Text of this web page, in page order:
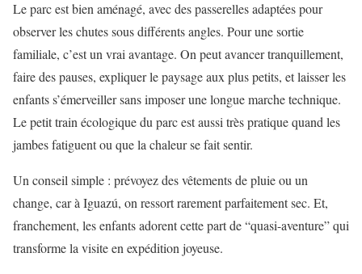
Le parc est bien aménagé, avec des passerelles adaptées pour
observer les chutes sous différents angles. Pour une sortie
familiale, c’est un vrai avantage. On peut avancer tranquillement,
faire des pauses, expliquer le paysage aux plus petits, et laisser les
enfants s’émerveiller sans imposer une longue marche technique.
Le petit train écologique du parc est aussi très pratique quand les
jambes fatiguent ou que la chaleur se fait sentir.
Un conseil simple : prévoyez des vêtements de pluie ou un
change, car à Iguazú, on ressort rarement parfaitement sec. Et,
franchement, les enfants adorent cette part de “quasi-aventure” qui
transforme la visite en expédition joyeuse.